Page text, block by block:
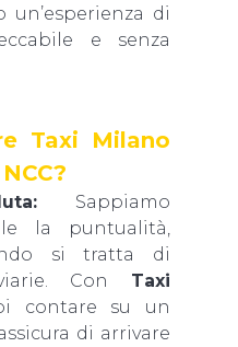
un’esperienza di
e senza
Taxi Milano
Sappiamo
la puntualità,
si tratta di
Con Taxi
contare su un
di arrivare